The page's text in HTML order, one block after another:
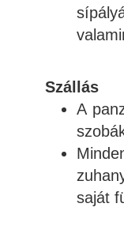
Szállás
A
saját